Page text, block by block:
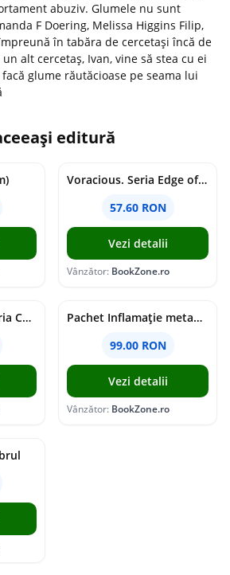
abuziv. Glumele nu sunt
F Doering, Melissa Higgins Filip,
în tabăra de cercetași încă de
alt cercetaș, Ivan, vine să stea cu ei
glume răutăcioase pe seama lui
editură
Voracious. Seria Edge of Darkness Vol.2
57.60 RON
Vezi detalii
Vânzător: BookZone.ro
Efectul Graham. Seria Campus Diaries Vol.1
Pachet Inflamație metabolism și creier
99.00 RON
Vezi detalii
Vânzător: BookZone.ro